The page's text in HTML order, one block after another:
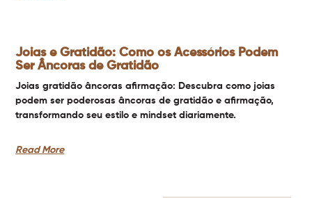
Joias e Gratidão: Como os Acessórios Podem
Ser Âncoras de Gratidão
Joias gratidão âncoras afirmação: Descubra como joias
podem ser poderosas âncoras de gratidão e afirmação,
transformando seu estilo e mindset diariamente.
Read More